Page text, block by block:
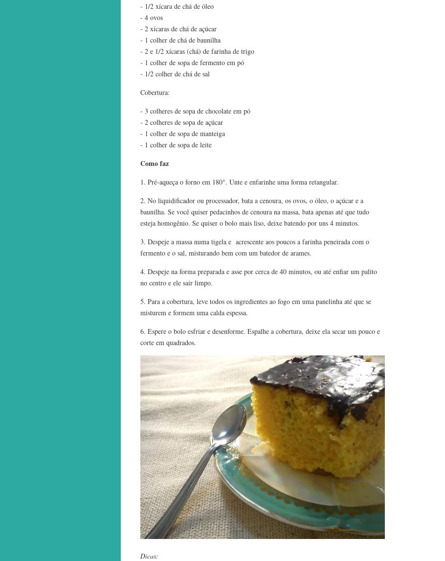
- 1/2 xícara de chá de óleo
- 4 ovos
- 2 xícaras de chá de açúcar
- 1 colher de chá de baunilha
- 2 e 1/2 xícaras (chá) de farinha de trigo
- 1 colher de sopa de fermento em pó
- 1/2 colher de chá de sal
Cobertura:
- 3 colheres de sopa de chocolate em pó
- 2 colheres de sopa de açúcar
- 1 colher de sopa de manteiga
- 1 colher de sopa de leite
Como faz
1. Pré-aqueça o forno em 180°. Unte e enfarinhe uma forma retangular.
2. No liquidificador ou processador, bata a cenoura, os ovos, o óleo, o açúcar e a
baunilha. Se você quiser pedacinhos de cenoura na massa, bata apenas até que tudo
esteja homogênio. Se quiser o bolo mais liso, deixe batendo por uns 4 minutos.
3. Despeje a massa numa tigela e acrescente aos poucos a farinha peneirada com o
fermento e o sal, misturando bem com um batedor de arames.
4. Despeje na forma preparada e asse por cerca de 40 minutos, ou até enfiar um palito
no centro e ele sair limpo.
5. Para a cobertura, leve todos os ingredientes ao fogo em uma panelinha até que se
misturem e formem uma calda espessa.
6. Espere o bolo esfriar e desenforme. Espalhe a cobertura, deixe ela secar um pouco e
corte em quadrados.
Dicas: